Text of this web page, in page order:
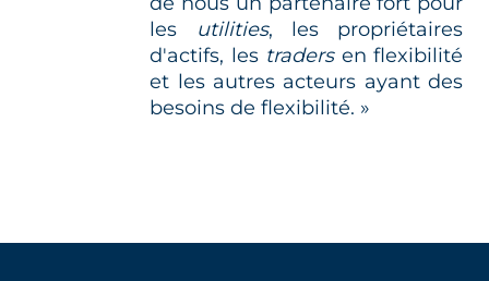
les
utilities, les propriétaires
d'actifs, les traders en flexibilité
et les autres acteurs ayant des
besoins de flexibilité. »